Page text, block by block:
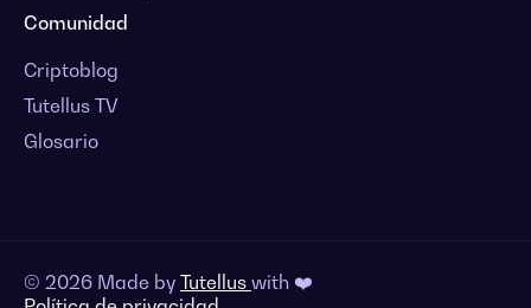
Comunidad
Criptoblog
Tutellus TV
Glosario
© 2026 Made by Tutellus with ❤️